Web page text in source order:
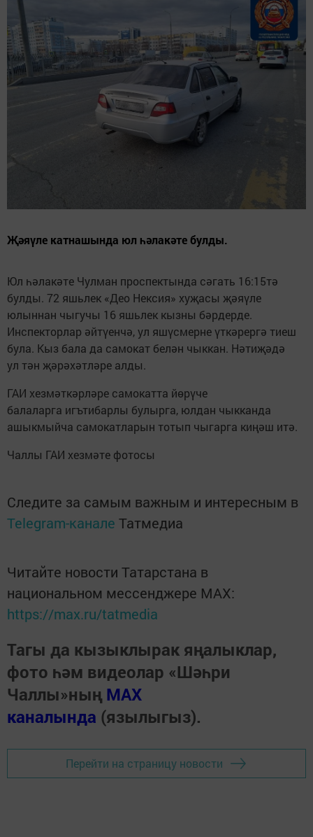
Җәяүле катнашында юл һәлакәте булды.
Юл һәлакәте Чулман проспектында сәгать 16:15тә
булды. 72 яшьлек «Део Нексия» хуҗасы җәяүле
юлыннан чыгучы 16 яшьлек кызны бәрдерде.
Инспекторлар әйтүенчә, ул яшүсмерне үткәрергә тиеш
була. Кыз бала да самокат белән чыккан. Нәтиҗәдә
ул тән җәрәхәтләре алды.
ГАИ хезмәткәрләре самокатта йөрүче
балаларга игътибарлы булырга, юлдан чыкканда
ашыкмыйча самокатларын тотып чыгарга киңәш итә.
Чаллы ГАИ хезмәте фотосы
Следите за самым важным и интересным в
Telegram-канале Татмедиа
Читайте новости Татарстана в
национальном мессенджере MАХ:
https://max.ru/tatmedia
Тагы да кызыклырак яңалыклар,
фото һәм видеолар «Шәһри
Чаллы»ның MAX
каналында (язылыгыз).
Перейти на страницу новости